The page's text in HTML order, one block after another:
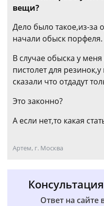
вещи?
Дело было такое,из-за
начали обыск порфеля.
В случае обыска у
пистолет для
сказали что отдадут
Это законно?
А если нет,то какая
Артем, г. Москва
Ответ на сайте